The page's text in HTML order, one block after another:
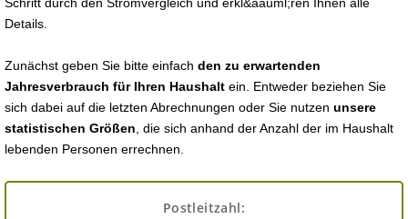
Details.
Zunächst geben Sie bitte einfach den zu erwartenden
Jahresverbrauch für Ihren Haushalt ein. Entweder beziehen Sie
sich dabei auf die letzten Abrechnungen oder Sie nutzen unsere
statistischen Größen , die sich anhand der Anzahl der im Haushalt
lebenden Personen errechnen.
Postleitzahl: